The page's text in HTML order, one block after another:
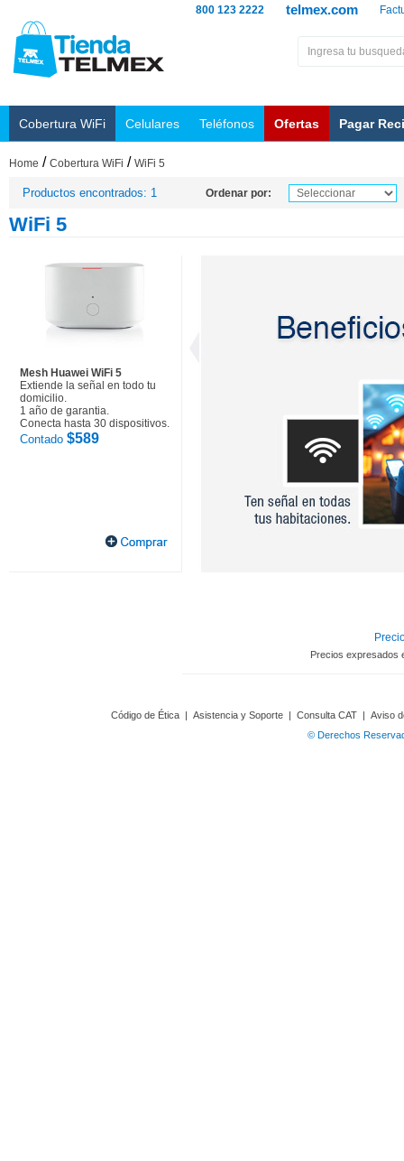
telmex.com
800 123 2222
Cobertura WiFi Celulares Teléfonos Ofertas Pagar
Home / Cobertura WiFi / WiFi 5
Productos encontrados: 1 Ordenar por:
WiFi 5
Mesh Huawei WiFi 5
Extiende la señal en todo tu
domicilio.
1 año de garantia.
Conecta hasta 30 dispositivos.
Contado $589
Precios expresados
Código de Ética | Asistencia y Soporte | Consulta CAT | Aviso
© Derechos